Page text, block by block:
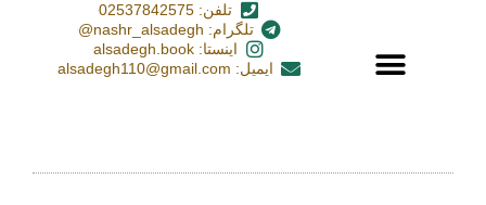
تلفن: 02537842575
تلگرام: nashr_alsadegh@
اینستا: alsadegh.book
ایمیل: alsadegh110@gmail.com